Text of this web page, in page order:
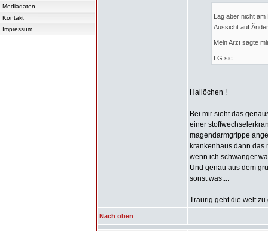
Mediadaten
Kontakt
Impressum
Lag aber nicht
Aussicht auf
Mein Arzt sagte
LG sic
Hallöchen !
Bei mir sieht das
einer
magendarmgrippe
krankenhaus dann das
wenn ich schwanger
Und genau aus dem
sonst was....
Traurig geht die welt zu
Nach oben